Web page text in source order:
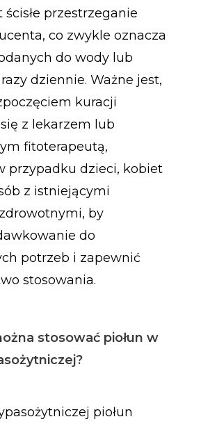
ścisłe przestrzeganie
co zwykle oznacza
do wody lub
dziennie. Ważne jest,
kuracji
z lekarzem lub
fitoterapeutą,
przypadku dzieci, kobiet
z istniejącymi
by
do
potrzeb i zapewnić
stosowania.
stosować piołun w
piołun